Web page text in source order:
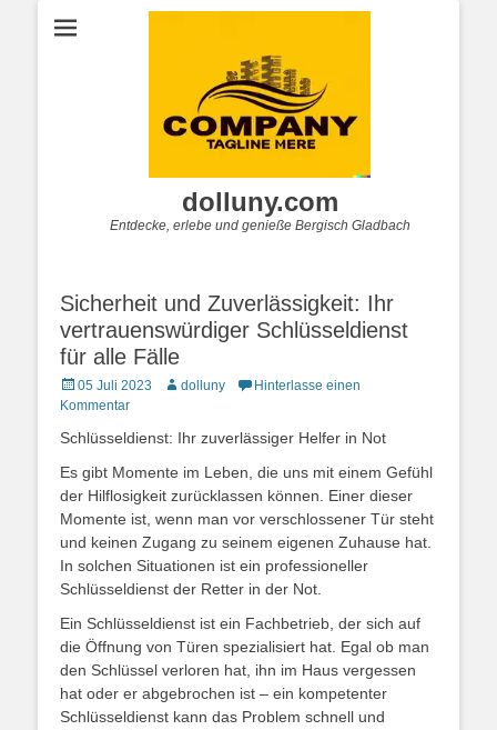
dolluny.com
Entdecke, erlebe und genieße Bergisch Gladbach
Sicherheit und Zuverlässigkeit: Ihr
vertrauenswürdiger Schlüsseldienst
für alle Fälle
Posted
on
05 Juli 2023 Autordolluny
Hinterlasse einen
Kommentar
Schlüsseldienst: Ihr zuverlässiger Helfer in Not
Es gibt Momente im Leben, die uns mit einem Gefühl
der Hilflosigkeit zurücklassen können. Einer dieser
Momente ist, wenn man vor verschlossener Tür steht
und keinen Zugang zu seinem eigenen Zuhause hat.
In solchen Situationen ist ein professioneller
Schlüsseldienst der Retter in der Not.
Ein Schlüsseldienst ist ein Fachbetrieb, der sich auf
die Öffnung von Türen spezialisiert hat. Egal ob man
den Schlüssel verloren hat, ihn im Haus vergessen
hat oder er abgebrochen ist – ein kompetenter
Schlüsseldienst kann das Problem schnell und